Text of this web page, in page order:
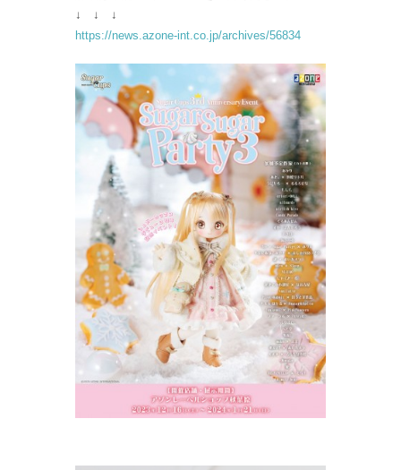
↓ ↓ ↓
https://news.azone-int.co.jp/archives/56834